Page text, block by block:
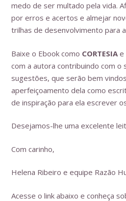
medo de ser multado pela vida.
por erros e acertos e almejar
trilhas de desenvolvimento para
Baixe o Ebook como CORTESIAe
com a autora contribuindo com o
sugestões, que serão bem
aperfeiçoamento dela como
de inspiração para ela escrever
Desejamos-lhe uma excelente
Com carinho,
Helena Ribeiro e equipe Razão
Acesse o link abaixo e conheça